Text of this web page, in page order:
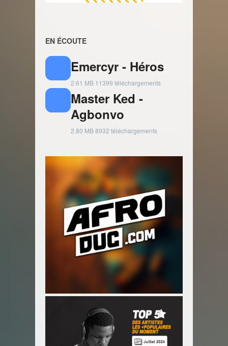
EN ÉCOUTE
Emercyr - Héros
2.61 MB 11399 téléchargements
Master Ked -
Agbonvo
2.80 MB8932 téléchargements